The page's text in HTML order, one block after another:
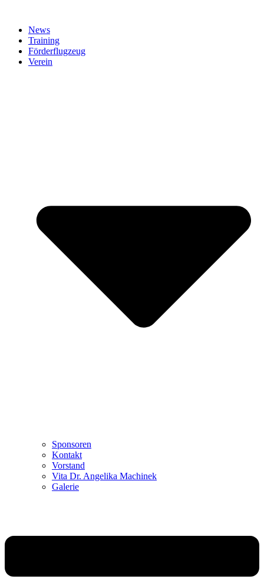
News
Training
Förderflugzeug
Verein
Sponsoren
Kontakt
Vorstand
Vita Dr. Angelika Machinek
Galerie